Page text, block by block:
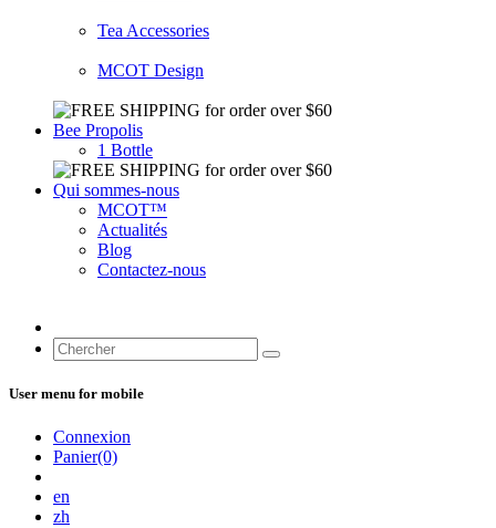
Tea Accessories
MCOT Design
Bee Propolis
1 Bottle
Qui sommes-nous
MCOT™
Actualités
Blog
Contactez-nous
User menu for mobile
Connexion
Panier(0)
en
zh